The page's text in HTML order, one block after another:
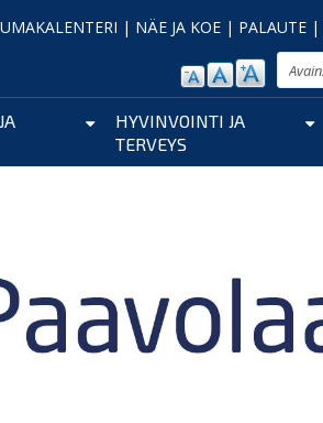
| NÄE JA KOE | PALAUTE |
Etsi
HYVINVOINTI JA
TERVEYS